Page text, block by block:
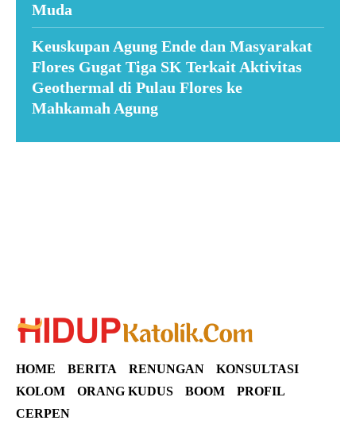
Muda
Keuskupan Agung Ende dan Masyarakat
Flores Gugat Tiga SK Terkait Aktivitas
Geothermal di Pulau Flores ke
Mahkamah Agung
HOME BERITA RENUNGAN
KONSULTASI
KOLOM
ORANG KUDUS BOOM
PROFIL
CERPEN